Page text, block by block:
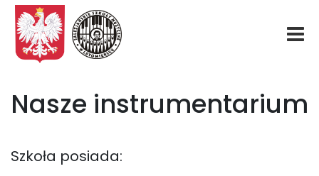
Nasze instrumentarium
Szkoła posiada: